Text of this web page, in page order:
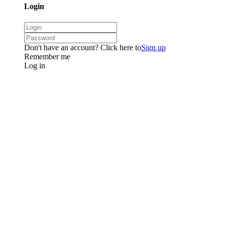
Login
Don't have an account? Click here toSign up
Remember me
Log in